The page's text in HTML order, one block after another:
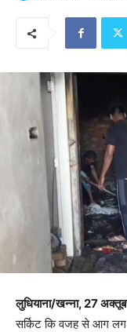
लुधियाना/खन्ना, 27
सर्किट कि वजह से आग लग